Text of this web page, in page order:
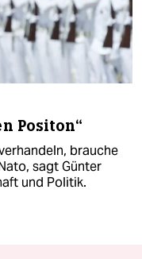
Positon“
brauche
sagt Günter
und Politik.